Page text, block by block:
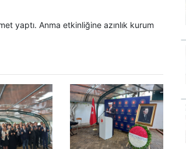
yaptı. Anma etkinliğine azınlık kurum